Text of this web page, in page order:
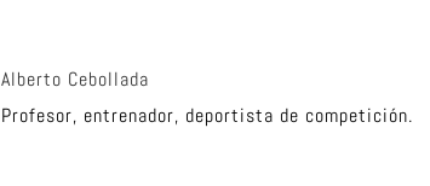
Alberto Cebollada
Profesor, entrenador, deportista de competición.